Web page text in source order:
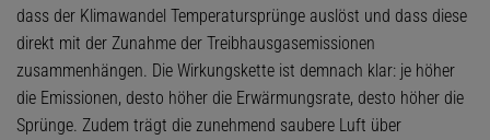
dass der Klimawandel Temperatursprünge auslöst und dass diese
direkt mit der Zunahme der Treibhausgasemissionen
zusammenhängen. Die Wirkungskette ist demnach klar: je höher
die Emissionen, desto höher die Erwärmungsrate, desto höher die
Sprünge. Zudem trägt die zunehmend saubere Luft über